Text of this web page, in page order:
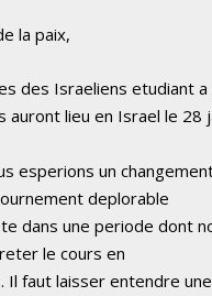
la paix,
des Israeliens etudiant a
auront lieu en Israel le 28
esperions un
deplorable
dans une periode dont
le cours en
Il faut laisser entendre